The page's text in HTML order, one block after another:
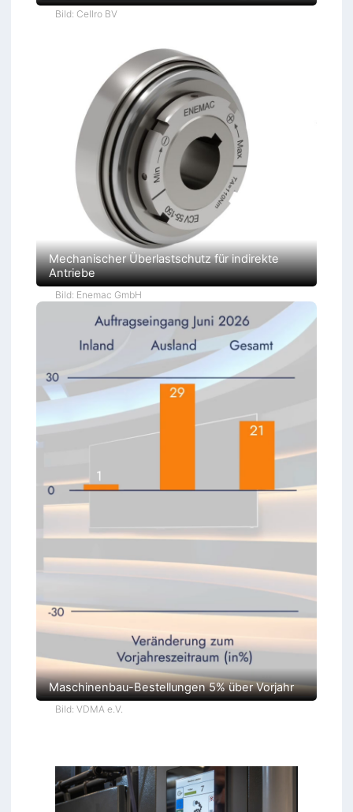
Bild: Cellro BV
Mechanischer Überlastschutz für indirekte
Antriebe
Bild: Enemac GmbH
Maschinenbau-Bestellungen 5% über Vorjahr
Bild: VDMA e.V.